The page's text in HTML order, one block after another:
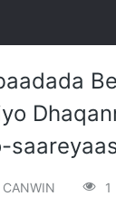
CANWIN 1